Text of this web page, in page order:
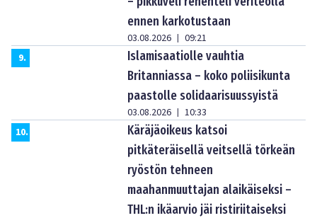
ennen karkotustaan
03.08.2026 | 09:21
9.
Islamisaatiolle vauhtia
Britanniassa – koko poliisikunta
paastolle solidaarisuussyistä
03.08.2026 | 10:33
10.
Käräjäoikeus katsoi
pitkäteräisellä veitsellä törkeän
ryöstön tehneen
maahanmuuttajan alaikäiseksi –
THL:n ikäarvio jäi ristiriitaiseksi